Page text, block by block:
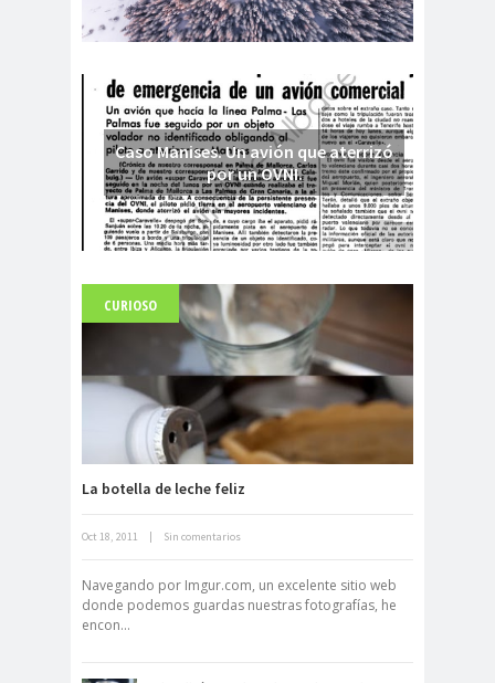
Caso Manises. Un avión que aterrizó
por un OVNI.
Fuerte abandonado del siglo XIX
ciencia para triunfar en el comercio
electrónico
CURIOSO
La botella de leche feliz
Oct 18, 2011 | Sin comentarios
Navegando por Imgur.com, un excelente sitio web
donde podemos guardas nuestras fotografías, he
encon...